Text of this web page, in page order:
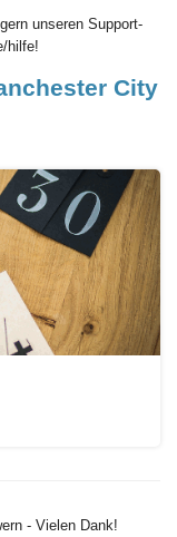
unseren Support-
hilfe!
City
- Vielen Dank!